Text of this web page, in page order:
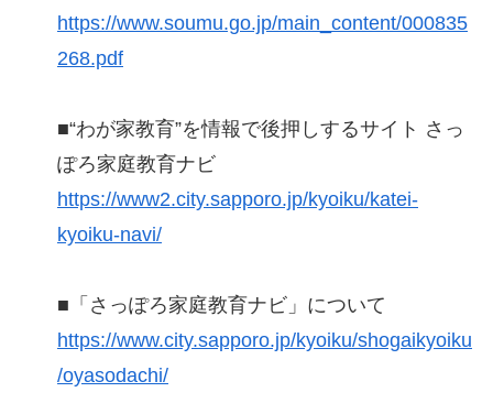
https://www.soumu.go.jp/main_content/000835
268.pdf
■“わが家教育”を情報で後押しするサイト さっ
ぽろ家庭教育ナビ
https://www2.city.sapporo.jp/kyoiku/katei-
kyoiku-navi/
■「さっぽろ家庭教育ナビ」について
https://www.city.sapporo.jp/kyoiku/shogaikyoiku
/oyasodachi/